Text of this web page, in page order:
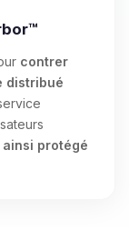
contrer
distribué
protégé